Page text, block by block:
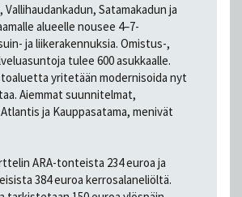
Vallihaudankadun, Satamakadun ja
alueelle nousee 4–7-
ja liikerakennuksia. Omistus-,
tulee 600 asukkaalle.
yritetään modernisoida nyt
Aiemmat suunnitelmat,
ja Kauppasatama, menivät
ARA-tonteista 234 euroa ja
384 euroa kerrosalaneliöltä.